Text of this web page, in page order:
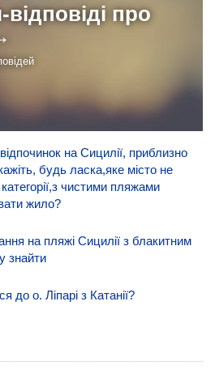
про
на Сицилії, приблизно
будь ласка,яке місто не
чистими пляжами
жило?
на пляжі Сицилії з блакитним
знайти
до о. Ліпарі з Катанії?